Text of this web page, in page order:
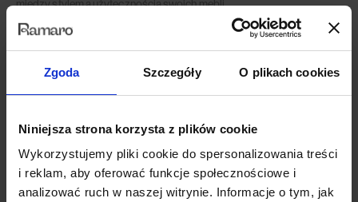
Zgoda Szczegóły O plikach cookies
Niniejsza strona korzysta z plików cookie
Wykorzystujemy pliki cookie do spersonalizowania treści
i reklam, aby oferować funkcje społecznościowe i
analizować ruch w naszej witrynie. Informacje o tym, jak
między stylem a użytecznością swoich mebli.
Wybierz jego kolor i rozmiar oraz dopasuj ostateczny styl mebla do
tego, co Ci w duszy (i w salonie!) gra.
Wymiary
Dane techniczne
Opinie (0)